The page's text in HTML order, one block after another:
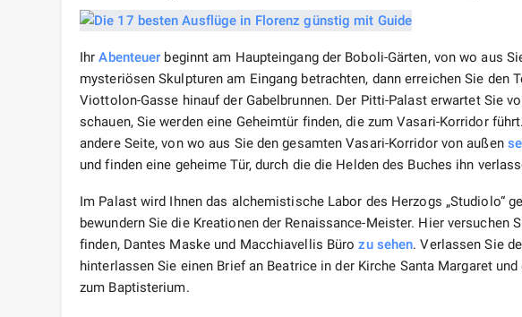
IhrAbenteuer beginnt am Haupteingang der Boboli-Gärten, von wo aus
mysteriösen Skulpturen am Eingang betrachten, dann erreichen Sie den
Viottolon-Gasse hinauf der Gabelbrunnen. Der Pitti-Palast erwartet Sie
schauen, Sie werden eine Geheimtür finden, die zum Vasari-Korridor
andere Seite, von wo aus Sie den gesamten Vasari-Korridor von außen
und finden eine geheime Tür, durch die die Helden des Buches ihn
Im Palast wird Ihnen das alchemistische Labor des Herzogs „Studiolo“
bewundern Sie die Kreationen der Renaissance-Meister. Hier
finden, Dantes Maske und Macchiavellis Bürozu sehen. Verlassen Sie
hinterlassen Sie einen Brief an Beatrice in der Kirche Santa Margaret
zum Baptisterium.